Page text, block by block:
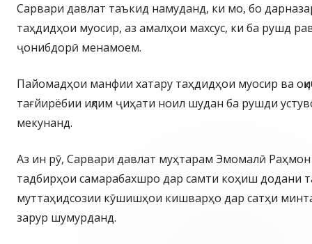
Сарвари давлат таъкид намуданд, ки мо, бо
таҳдидҳои муосир, аз амалҳои махсус, ки ба рушд
ҷонибдорӣ менамоем.
Пайомадҳои манфии хатару таҳдидҳои муосир ва
тағйирёбии иқлим ҷиҳати ноил шудан ба рушди
мекунанд.
Аз ин рӯ, Сарвари давлат муҳтарам Эмомалӣ
тадбирҳои самарабахшро дар самти коҳиш додани
муттаҳидсозии кӯшишҳои кишварҳо дар сатҳи
зарур шумурданд.